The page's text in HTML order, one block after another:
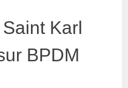
Karl
BPDM